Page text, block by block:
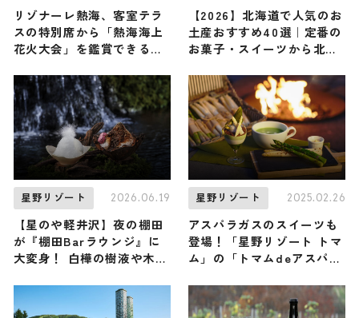
リゾナーレ熱海、客室テラ
スの特別席から「熱海海上
花火大会」を鑑賞できる宿
スタート
【2026】北海道で人気のお
土産おすすめ40選｜定番の
お菓子・スイーツから北海
女性向けまで幅広く紹介
星野リゾート 2026.06.19
【星のや軽井沢】夜の棚田
が『棚田Barラウンジ』に
大変身！ 白樺の樹液や木々
「食べる森林浴」という新
感覚の涼体験を
星野リゾート 2025.02.26
アスパラガスのスイーツも
登場！「星野リゾート トマ
ム」の「トマムdeアスパラ
スパラガスを食べ比べ